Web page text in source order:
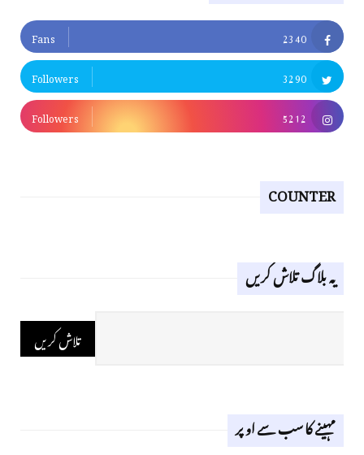
2340
Fans
3290
Followers
5212
Followers
COUNTER
یہ بلاگ تلاش کریں
مہینے کا سب سے اوپر